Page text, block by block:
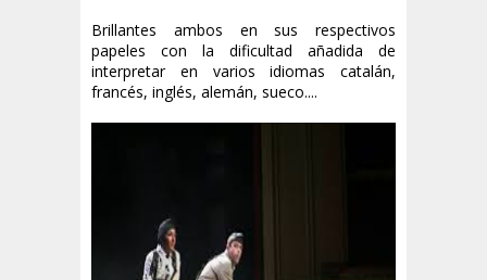
Brillantes ambos en sus respectivos
papeles con la dificultad añadida de
interpretar en varios idiomas catalán,
francés, inglés, alemán, sueco....